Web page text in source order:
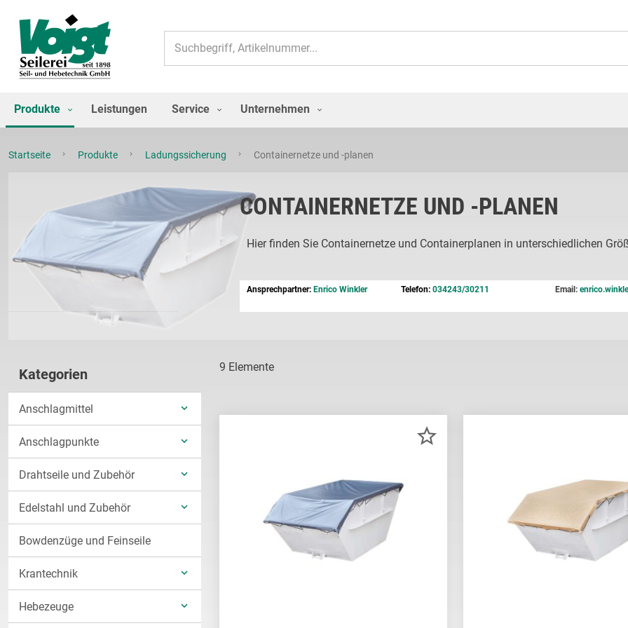
Produkte Leistungen Service Unternehmen
Startseite Produkte Ladungssicherung Containernetze und -planen
CONTAINERNETZE UND -PLANEN
Hier finden Sie Containernetze und Containerplanen in unterschiedlichen
Ansprechpartner: Enrico Winkler Telefon: 034243/30211 Email:
9 Elemente
Kategorien
Anschlagmittel UNTERKATEGORIEN
ANZEIGEN
Anschlagpunkte UNTERKATEGORIEN
ANZEIGEN
Drahtseile und Zubehör UNTERKATEGORIEN
ANZEIGEN
Edelstahl und Zubehör UNTERKATEGORIEN
Bowdenzüge und Feinseile
Krantechnik UNTERKATEGORIEN
ANZEIGEN
Hebezeuge UNTERKATEGORIEN